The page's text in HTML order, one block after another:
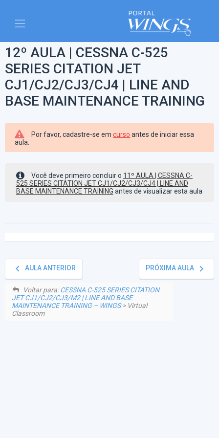
12º AULA | CESSNA C-525
SERIES CITATION JET
CJ1/CJ2/CJ3/CJ4 | LINE AND
BASE MAINTENANCE TRAINING
Por favor, cadastre-se emcurso antes de iniciar essa
aula.
Você deve primeiro concluir o 11º AULA | CESSNA C-
525 SERIES CITATION JET CJ1/CJ2/CJ3/CJ4 | LINE AND
BASE MAINTENANCE TRAINING antes de visualizar esta aula
keyboard_arrow_left AULA ANTERIOR PRÓXIMA AULA keyboard_arrow_right
Voltar para:CESSNA C-525 SERIES CITATION
JET CJ1/CJ2/CJ3/M2 | LINE AND BASE
MAINTENANCE TRAINING – WINGS> Virtual
Classroom